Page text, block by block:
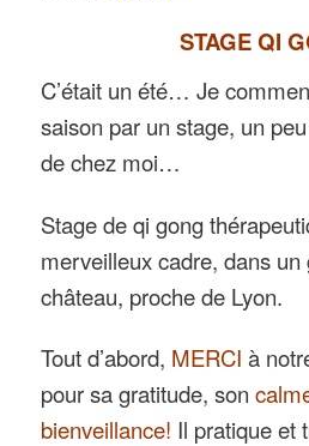
STAGE QI
C’était un été… Je
saison par un stage, un
de chez moi…
Stage de qi gong
merveilleux cadre, dans un
château, proche de Lyon.
Tout d’abord, MERCI à
pour sa gratitude, son
bienveillance! Il pratique et